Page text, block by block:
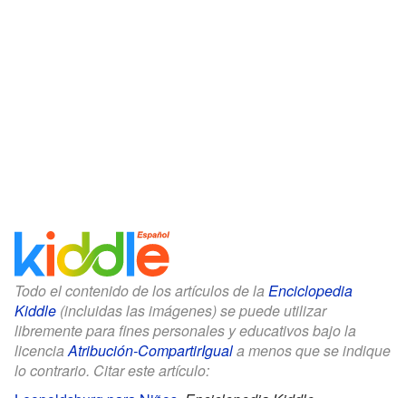
Todo el contenido de los artículos de la Enciclopedia
Kiddle (incluidas las imágenes) se puede utilizar
libremente para fines personales y educativos bajo la
licenciaAtribución-CompartirIguala menos que se indique
lo contrario. Citar este artículo: